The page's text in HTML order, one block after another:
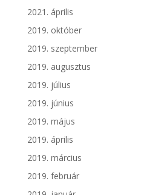
2021. április
2019. október
2019. szeptember
2019. augusztus
2019. július
2019. június
2019. május
2019. április
2019. március
2019. február